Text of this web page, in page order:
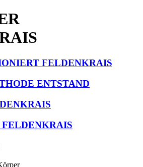
FELDENKRAIS
ENTSTAND